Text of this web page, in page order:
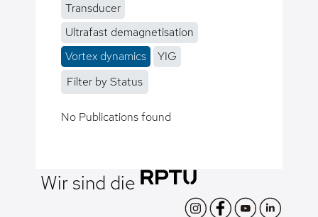
Transducer
Ultrafast demagnetisation
Vortex dynamics
YIG
Filter by Status
No Publications found
Wir sind die